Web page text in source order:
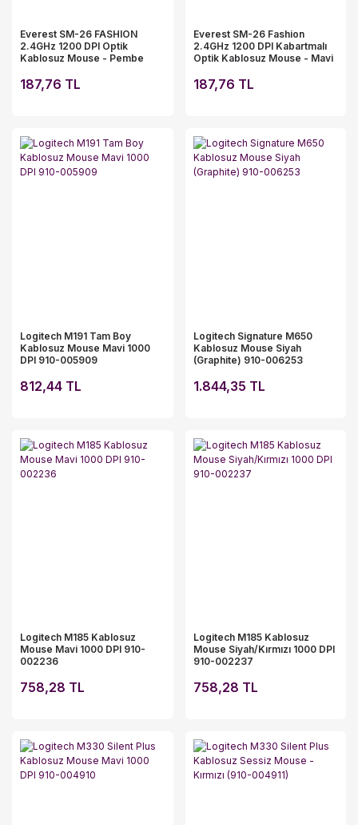
Everest SM-26 FASHION
2.4GHz 1200 DPI Optik
Kablosuz Mouse - Pembe
187,76 TL
Everest SM-26 Fashion
2.4GHz 1200 DPI Kabartmalı
Optik Kablosuz Mouse - Mavi
187,76 TL
Logitech M191 Tam Boy
Kablosuz Mouse Mavi 1000
DPI 910-005909
812,44 TL
Logitech Signature M650
Kablosuz Mouse Siyah
(Graphite) 910-006253
1.844,35 TL
Logitech M185 Kablosuz
Mouse Mavi 1000 DPI 910-
002236
758,28 TL
Logitech M185 Kablosuz
Mouse Siyah/Kırmızı 1000 DPI
910-002237
758,28 TL